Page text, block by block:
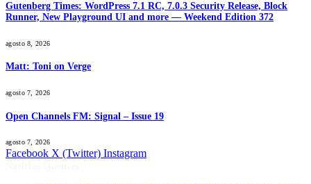
Gutenberg Times: WordPress 7.1 RC, 7.0.3 Security Release, Block
Runner, New Playground UI and more — Weekend Edition 372
agosto 8, 2026
Matt: Toni on Verge
agosto 7, 2026
Open Channels FM: Signal – Issue 19
agosto 7, 2026
Facebook X (Twitter) Instagram